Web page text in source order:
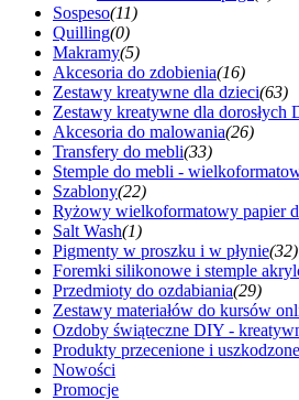
Sospeso(11)
Quilling(0)
Makramy(5)
Akcesoria do zdobienia(16)
Zestawy kreatywne dla dzieci(63)
Zestawy kreatywne dla dorosłych
Akcesoria do malowania(26)
Transfery do mebli(33)
Stemple do mebli -
Szablony(22)
Ryżowy wielkoformatowy papier
Salt Wash(1)
Pigmenty w proszku i w płynie(32)
Foremki silikonowe i stemple
Przedmioty do ozdabiania(29)
Zestawy materiałów do kursów
Ozdoby świąteczne DIY -
Produkty przecenione i
Nowości
Promocje